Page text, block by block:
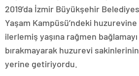
2019’da İzmir Büyükşehir
Yaşam Kampüsü’ndeki
ilerlemiş yaşına rağmen
bırakmayarak huzurevi
yerine getiriyordu.